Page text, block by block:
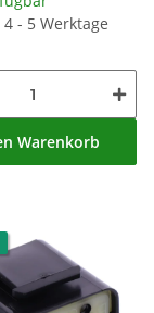
- 5 Werktage
Warenkorb